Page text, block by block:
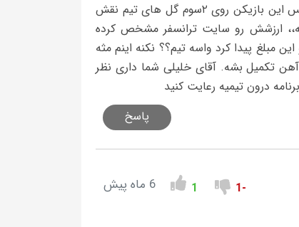
علی علیپور باید تمدید بشه پول خوبم باید بگیره،، تو فصل قحطی زده پرسپولیس این بازیکن روی ۲سوم گل های تیم نقش
ارزشش رو سایت ترانسفر مشخص کرده
مبلغ پیدا کرد واسه تیم؟؟ نکنه اینم مثه
تکمیل بشه. آقای خلیلی شما داری نظر
درون تیمیه رعایت کنید
پاسخ
-1
1 6 ماه پیش